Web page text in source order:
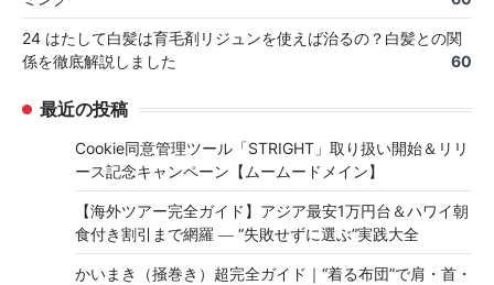
24 はたして白髪は育毛剤リジュンを使えば治るの？白髪との関
係を徹底解説しました
60
最近の投稿
Cookie同意管理ツール「STRIGHT」取り扱い開始＆リリ
ース記念キャンペーン【ムームードメイン】
【海外ツアー完全ガイド】アジア最安1万円台＆ハワイ朝
食付き割引まで網羅 ― “失敗せずに選ぶ”実践大全
かいまき（掻巻き）超完全ガイド｜“着る布団”で肩・首・